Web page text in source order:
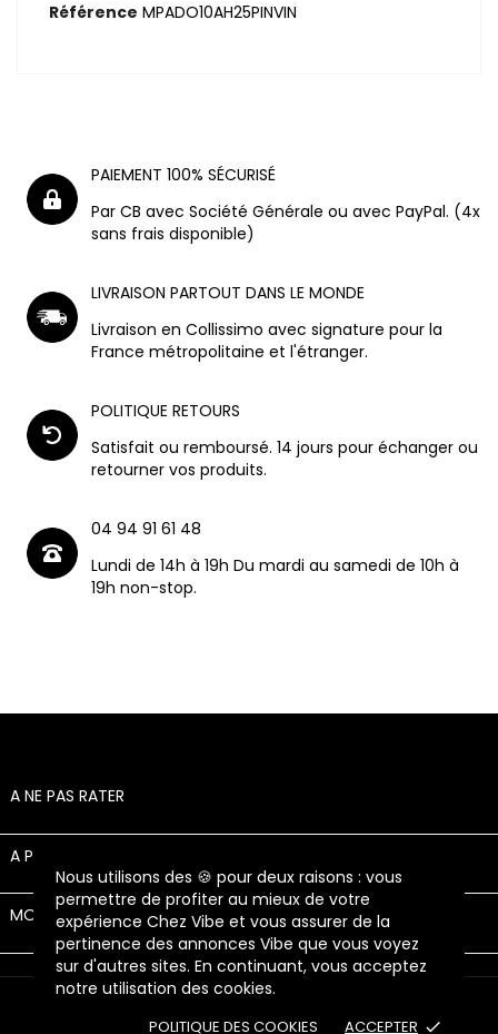
Nous utilisons des 🍪 pour deux raisons : vous
permettre de profiter au mieux de votre
expérience Chez Vibe et vous assurer de la
pertinence des annonces Vibe que vous voyez
sur d'autres sites. En continuant, vous acceptez
notre utilisation des cookies.
POLITIQUE DES COOKIES ACCEPTER done
Référence MPADO10AH25PINVIN
PAIEMENT 100% SÉCURISÉ
Par CB avec Société Générale ou avec PayPal. (4x
sans frais disponible)
LIVRAISON PARTOUT DANS LE MONDE
Livraison en Collissimo avec signature pour la
France métropolitaine et l'étranger.
POLITIQUE RETOURS
Satisfait ou remboursé. 14 jours pour échanger ou
retourner vos produits.
04 94 91 61 48
Lundi de 14h à 19h Du mardi au samedi de 10h à
19h non-stop.
A NE PAS RATER
A PROPOS
MON COMPTE